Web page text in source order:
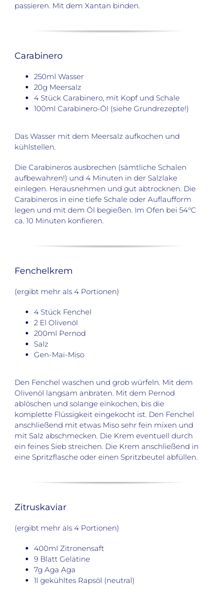
passieren. Mit dem Xantan binden.
Carabinero
250ml Wasser
20g Meersalz
4 Stück Carabinero, mit Kopf und Schale
100ml Carabinero-Öl (siehe Grundrezepte!)
Das Wasser mit dem Meersalz aufkochen und
kühlstellen.
Die Carabineros ausbrechen (sämtliche Schalen
aufbewahren!) und 4 Minuten in der Salzlake
einlegen. Herausnehmen und gut abtrocknen. Die
Carabineros in eine tiefe Schale oder Auflaufform
legen und mit dem Öl begießen. Im Ofen bei 54°C
ca. 10 Minuten konfieren.
Fenchelkrem
(ergibt mehr als 4 Portionen)
4 Stück Fenchel
2 El Olivenöl
200ml Pernod
Salz
Gen-Mai-Miso
Den Fenchel waschen und grob würfeln. Mit dem
Olivenöl langsam anbraten. Mit dem Pernod
ablöschen und solange einkochen, bis die
komplette Flüssigkeit eingekocht ist. Den Fenchel
anschließend mit etwas Miso sehr fein mixen und
mit Salz abschmecken. Die Krem eventuell durch
ein feines Sieb streichen. Die Krem anschließend in
eine Spritzflasche oder einen Spritzbeutel abfüllen.
Zitruskaviar
(ergibt mehr als 4 Portionen)
400ml Zitronensaft
9 Blatt Gelatine
7g Aga Aga
1l gekühltes Rapsöl (neutral)